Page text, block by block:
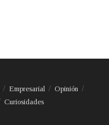
Empresarial
Opinión
Curiosidades